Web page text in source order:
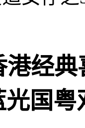
港经
国